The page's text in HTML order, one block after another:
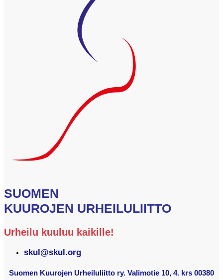
SUOMEN
KUUROJEN URHEILULIITTO
Urheilu kuuluu kaikille!
skul@skul.org
Suomen Kuurojen Urheiluliitto ry. Valimotie 10, 4. krs 00380